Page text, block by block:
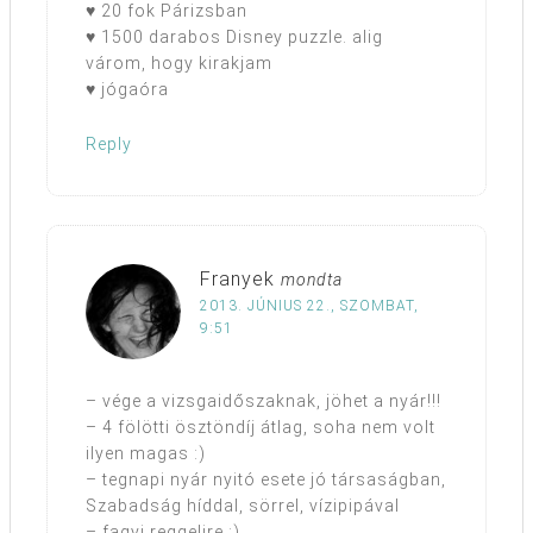
♥ 20 fok Párizsban
♥ 1500 darabos Disney puzzle. alig
várom, hogy kirakjam
♥ jógaóra
Reply
Franyek mondta
2013. JÚNIUS 22., SZOMBAT,
9:51
– vége a vizsgaidőszaknak, jöhet a nyár!!!
– 4 fölötti ösztöndíj átlag, soha nem volt
ilyen magas :)
– tegnapi nyár nyitó esete jó társaságban,
Szabadság híddal, sörrel, vízipipával